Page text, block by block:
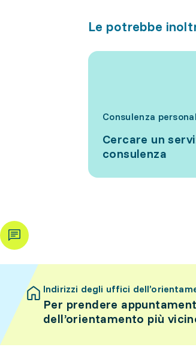
Le potrebbe
Consulenza
Cercare un
consulenza
Indirizzi degli uffici
Per prendere
dell’orientamento più